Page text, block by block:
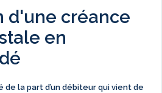
d'une créance
en
de la part d’un débiteur qui vient de